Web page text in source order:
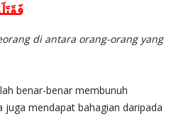
di antara orang-orang yang
benar-benar membunuh
juga mendapat bahagian daripada